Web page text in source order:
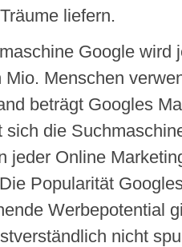
liefern.
Google wird
Mio. Menschen
beträgt Googles
sich die
jeder Online
Popularität
Werbepotential
nicht